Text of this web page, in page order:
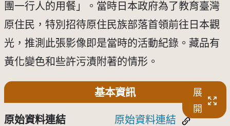
團一行人的用餐」。當時日本政府為了教育臺灣
原住民，特別招待原住民族部落首領前往日本觀
光，推測此張影像即是當時的活動紀錄。藏品有
黃化變色和些許污漬附著的情形。
基本資訊
展
開
原始資料連結 原始資料連結